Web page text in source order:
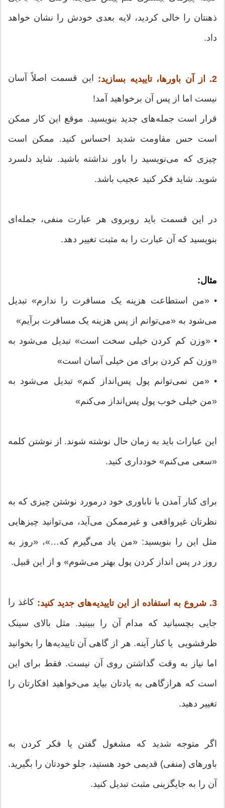
ذهنتان را خالی کردید، لایه بعدی خودش را نشان خواهد
داد.
2. از آن باورها، تاییدیه بسازید: این قسمت اصلاً آسان
نیست اما از پس آن برخواهید آمد!
قرار است جمله‌های جدید بنویسید. موقع این کار ممکن
است حس مقاومت شدید احساس کنید. ممکن است
چیزی که می‌نویسید را باور نداشته باشید. شاید دلسرد
شوید. شاید فکر کنید عجیب باشد.
در این قسمت باید روبروی هر عبارت منفی، جمله‌ای
بنویسید که آن عبارت را به مثبت تغییر دهد.
مثال:
• «من استطاعت هزینه یک مسافرت را ندارم» تبدیل
می‌شود به «می‌توانم از پس هزینه یک مسافرت برآیم»
• «وزن کم کردن خیلی سخت است» تبدیل می‌شود به
«وزن کم کردن برای من خیلی آسان است»
• «من نمی‌توانم پول پس‌انداز کنم» تبدیل می‌شود به
«من خیلی خوب پول پس‌انداز می‌کنم»
این عبارات باید به زمان حال نوشته شوند. از نوشتن کلمه
«سعی می‌کنم» خودداری کنید.
برای کنار آمدن با ناباوری خود درمورد نوشتن چیزی که به
نظرتان غیرواقعی و غیرممکن می‌آید، می‌توانید چیزهایی
مثل این را بنویسید: «من یاد می‌گیرم که…»، «روز به
روز در پس انداز کردن پول بهتر می‌شوم» و از این قبیل.
3. شروع به استفاده از این تاییدیه‌های جدید کنید: کاغذ را
جایی بچسبانید که مدام آن را ببینید. مثل بالای سینک
ظرفشویی یا کنار آینه. هر از گاهی آن تاییدیه‌ها را بخوانید
اما نیاز به وقت گذاشتن روی آن نیست. فقط برای این
است که هرازگاهی به یادتان بیاید می‌خواهید افکارتان را
تغییر دهید.
اگر متوجه شدید که مشغول گفتن یا فکر کردن به
باورهای (منفی) قدیمی خود هستید، جلو خودتان را بگیرید.
آن را به جایگزینی مثبت تبدیل کنید.